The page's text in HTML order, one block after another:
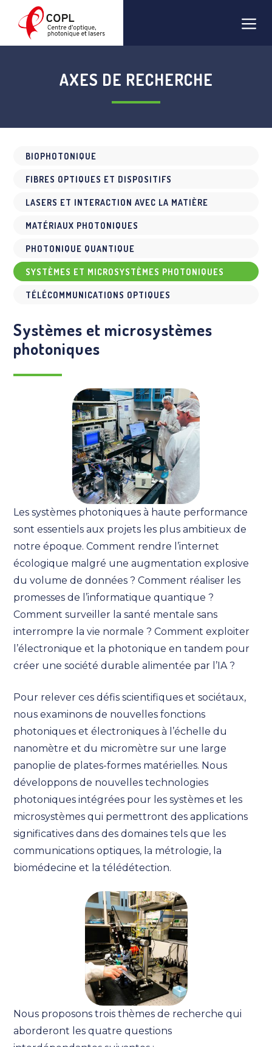
contenu
AXES DE RECHERCHE
BIOPHOTONIQUE
FIBRES OPTIQUES ET DISPOSITIFS
LASERS ET INTERACTION AVEC LA MATIÈRE
MATÉRIAUX PHOTONIQUES
PHOTONIQUE QUANTIQUE
SYSTÈMES ET MICROSYSTÈMES PHOTONIQUES
TÉLÉCOMMUNICATIONS OPTIQUES
Systèmes et microsystèmes
photoniques
Les systèmes photoniques à haute performance
sont essentiels aux projets les plus ambitieux de
notre époque. Comment rendre l’internet
écologique malgré une augmentation explosive
du volume de données ? Comment réaliser les
promesses de l’informatique quantique ?
Comment surveiller la santé mentale sans
interrompre la vie normale ? Comment exploiter
l’électronique et la photonique en tandem pour
créer une société durable alimentée par l’IA ?
Pour relever ces défis scientifiques et sociétaux,
nous examinons de nouvelles fonctions
photoniques et électroniques à l’échelle du
nanomètre et du micromètre sur une large
panoplie de plates-formes matérielles. Nous
développons de nouvelles technologies
photoniques intégrées pour les systèmes et les
microsystèmes qui permettront des applications
significatives dans des domaines tels que les
communications optiques, la métrologie, la
biomédecine et la télédétection.
Nous proposons trois thèmes de recherche qui
aborderont les quatre questions